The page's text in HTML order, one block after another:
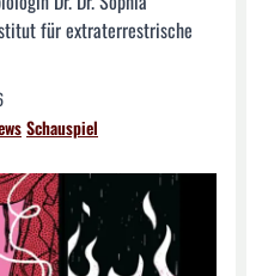
für extraterrestrische
Schauspiel